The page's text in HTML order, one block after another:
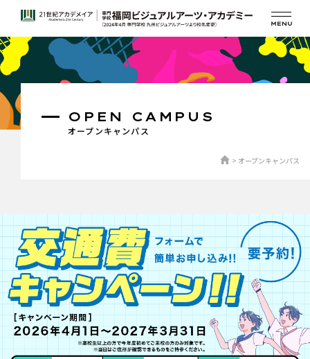
オープンキャンパス
OPEN CAMPUS
オープンキャンパス